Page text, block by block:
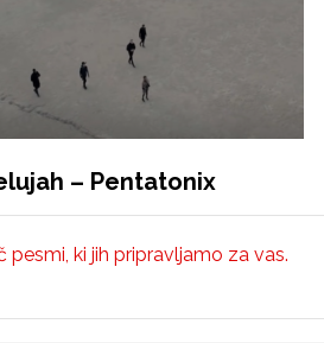
– Pentatonix
pesmi, ki jih pripravljamo za vas.